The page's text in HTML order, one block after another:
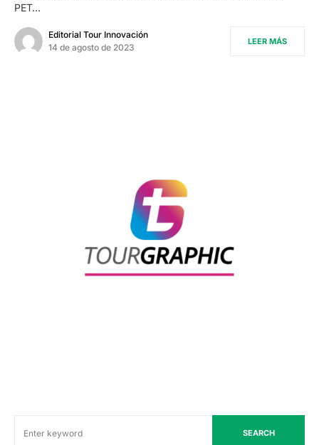
PET…
Editorial Tour Innovación
14 de agosto de 2023
LEER MÁS
SEARCH